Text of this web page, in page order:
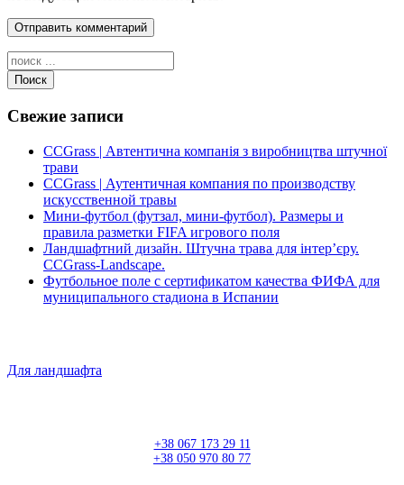
Поиск
Свежие записи
CCGrass | Автентична компанія з виробництва штучної
трави
CCGrass | Аутентичная компания по производству
искусственной травы
Мини-футбол (футзал, мини-футбол). Размеры и
правила разметки FIFA игрового поля
Ландшафтний дизайн. Штучна трава для інтер’єру.
CCGrass-Landscape.
Футбольное поле с сертификатом качества ФИФА для
муниципального стадиона в Испании
Для ландшафта
+38 067 173 29 11
+38 050 970 80 77